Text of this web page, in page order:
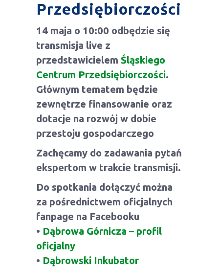
Przedsiębiorczości
14 maja o 10:00 odbędzie się
transmisja live z
przedstawicielem Śląskiego
Centrum Przedsiębiorczości.
Głównym tematem będzie
zewnętrze finansowanie oraz
dotacje na rozwój w dobie
przestoju gospodarczego
Zachęcamy do zadawania pytań
ekspertom w trakcie transmisji.
Do spotkania dołączyć można
za pośrednictwem oficjalnych
fanpage na Facebooku
• Dąbrowa Górnicza – profil
oficjalny
• Dąbrowski Inkubator